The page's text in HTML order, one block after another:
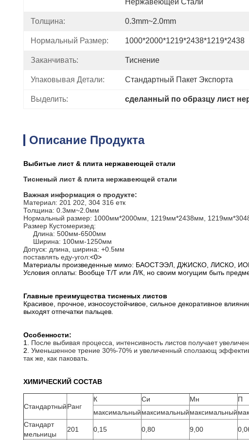
Нержавеющей Стали
Толщина: 0.3mm~2.0mm
Нормальный Размер: 1000*2000*1219*2438*1219*2438
Заканчивать: Тиснение
Упаковывая Детали: Стандартный Пакет Экспорта
Выделить: сделанный по образцу лист
Описание Продукта
Выбитые лист & плита нержавеющей стали
Тисненый лист & плита нержавеющей стали
Важная информация о продукте:
Материал: 201 202, 304 316 етк
Толщина: 0.3мм~2.0мм
Нормальный размер: 1000мм*2000мм, 1219мм*2438мм,
Размер Кустомеризед:
Длина: 500мм-6500мм
Ширина: 100мм-1250мм
Допуск: длина, ширина: +0.5мм
поставлять еду-угол:<0>
Материалы произведенные мимо: БАОСТЭЭЛ, ДЖИСКО, ЛИСКО,
Условия оплаты: Вообще Т/Т или Л/К, но своим могущим быть
Главные преимущества тисненых листов
Красивое, прочное, износоустойчивое, сильное декоративное
выходят отпечатки пальцев.
Особенности:
1. После выбивая процесса, интенсивность листов получает
2. Уменьшенное трение 30%-70% и увеличенный сползающ
так же, как паковать.
ХИМИЧЕСКИЙ СОСТАВ
СтандартныйРанг
К Си Мн П
максимальныймаксимальныймаксимальный
Стандарт
мельницы
201 0,15 0,80 9,00